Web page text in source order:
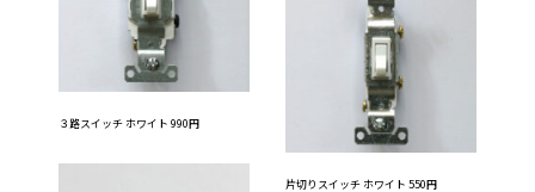
３路スイッチ ホワイト 990円
片切りスイッチ ホワイト 550円